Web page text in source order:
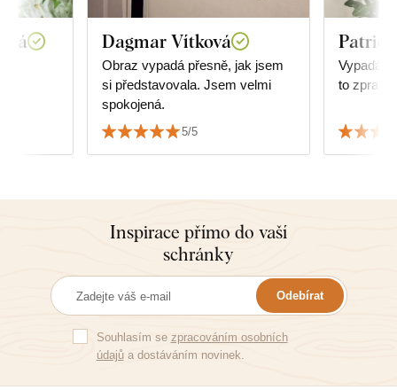
Dagmar Vítková
Obraz vypadá přesně, jak jsem
si představovala. Jsem velmi
spokojená.
5/5
Vypadá
to
Inspirace přímo do vaší
schránky
Odebírat
Souhlasím se zpracováním osobních
údajůa dostáváním novinek.